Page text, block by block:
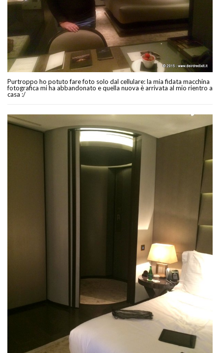
Purtroppo ho potuto fare foto solo dal cellulare: la mia fidata macchina
fotografica mi ha abbandonato e quella nuova è arrivata al mio rientro a
casa :/